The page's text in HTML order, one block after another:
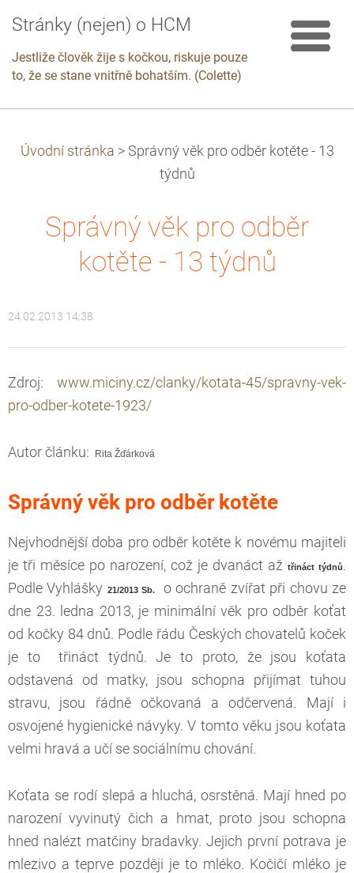
Stránky (nejen) o HCM
Jestliže člověk žije s kočkou, riskuje pouze
to, že se stane vnitřně bohatším. (Colette)
Úvodní stránka > Správný věk pro odběr kotěte - 13
týdnů
Správný věk pro odběr
kotěte - 13 týdnů
24.02.2013 14:38
Zdroj: www.miciny.cz/clanky/kotata-45/spravny-vek-
pro-odber-kotete-1923/
Autor článku: Rita Žďárková
Správný věk pro odběr kotěte
Nejvhodnější doba pro odběr kotěte k novému majiteli
je tři měsíce po narození, což je dvanáct až třináct týdnů.
Podle Vyhlášky 21/2013 Sb.
o ochraně zvířat při chovu ze
dne 23. ledna 2013, je minimální věk pro odběr koťat
od kočky 84 dnů. Podle řádu Českých chovatelů koček
je to třináct týdnů. Je to proto, že jsou koťata
odstavená od matky, jsou schopna přijímat tuhou
stravu, jsou řádně očkovaná a odčervená. Mají i
osvojené hygienické návyky. V tomto věku jsou koťata
velmi hravá a učí se sociálnímu chování.
Koťata se rodí slepá a hluchá, osrstěná. Mají hned po
narození vyvinutý čich a hmat, proto jsou schopna
hned nalézt matčiny bradavky. Jejich první potrava je
mlezivo a teprve později je to mléko. Kočičí mléko je